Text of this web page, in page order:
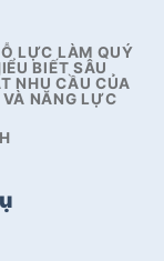
LỰC LÀM QUÝ
BIẾT SÂU
NHU CẦU CỦA
NĂNG LỰC